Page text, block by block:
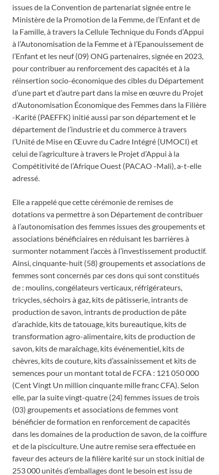
issues de la Convention de partenariat signée entre le
Ministère de la Promotion de la Femme, de l’Enfant et de
la Famille, à travers la Cellule Technique du Fonds d’Appui
à l’Autonomisation de la Femme et à l’Epanouissement de
l’Enfant et les neuf (09) ONG partenaires, signée en 2023,
pour contribuer au renforcement des capacités et à la
réinsertion socio-économique des cibles du Département
d’une part et d’autre part dans la mise en œuvre du Projet
d’Autonomisation Économique des Femmes dans la Filière
-Karité (PAEFFK) initié aussi par son département et le
département de l’industrie et du commerce à travers
l’Unité de Mise en Œuvre du Cadre Intégré (UMOCI) et
celui de l’agriculture à travers le Projet d’Appui à la
Compétitivité de l’Afrique Ouest (PACAO -Mali), a-t-elle
adressé.
Elle a rappelé que cette cérémonie de remises de
dotations va permettre à son Département de contribuer
à l’autonomisation des femmes issues des groupements et
associations bénéficiaires en réduisant les barrières à
surmonter notamment l’accès à l’investissement productif.
Ainsi, cinquante-huit (58) groupements et associations de
femmes sont concernés par ces dons qui sont constitués
de : moulins, congélateurs verticaux, réfrigérateurs,
tricycles, séchoirs à gaz, kits de pâtisserie, intrants de
production de savon, intrants de production de pâte
d’arachide, kits de tatouage, kits bureautique, kits de
transformation agro-alimentaire, kits de production de
savon, kits de maraîchage, kits événementiel, kits de
chèvres, kits de couture, kits d’assainissement et kits de
semences pour un montant total de FCFA : 121 050 000
(Cent Vingt Un million cinquante mille franc CFA). Selon
elle, par la suite vingt-quatre (24) femmes issues de trois
(03) groupements et associations de femmes vont
bénéficier de formation en renforcement de capacités
dans les domaines de la production de savon, de la coiffure
et de la pisciculture. Une autre remise sera effectuée en
faveur des acteurs de la filière karité sur un stock initial de
253 000 unités d’emballages dont le besoin est issu de